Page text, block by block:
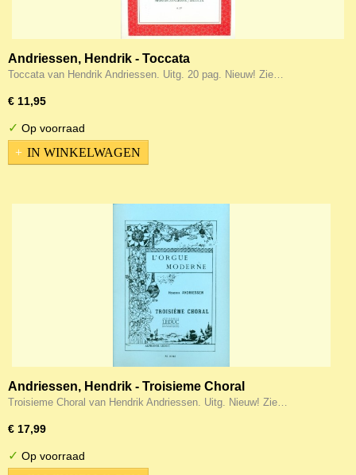
Andriessen, Hendrik - Toccata
Toccata van Hendrik Andriessen. Uitg. 20 pag. Nieuw! Zie…
€ 11,95
✓ Op voorraad
IN WINKELWAGEN
Andriessen, Hendrik - Troisieme Choral
Troisieme Choral van Hendrik Andriessen. Uitg. Nieuw! Zie…
€ 17,99
✓ Op voorraad